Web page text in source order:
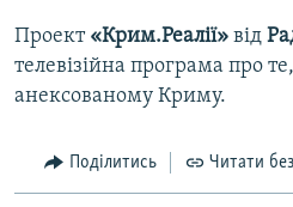
Проект «Крим.Реалії» від
телевізійна програма про
анексованому Криму.
Поділитись Читати